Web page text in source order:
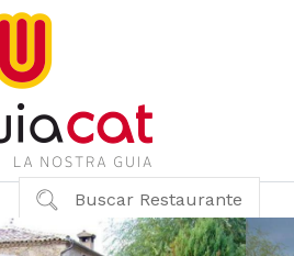
Buscar Restaurante